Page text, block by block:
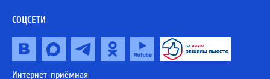
СОЦСЕТИ
Интернет-приёмная